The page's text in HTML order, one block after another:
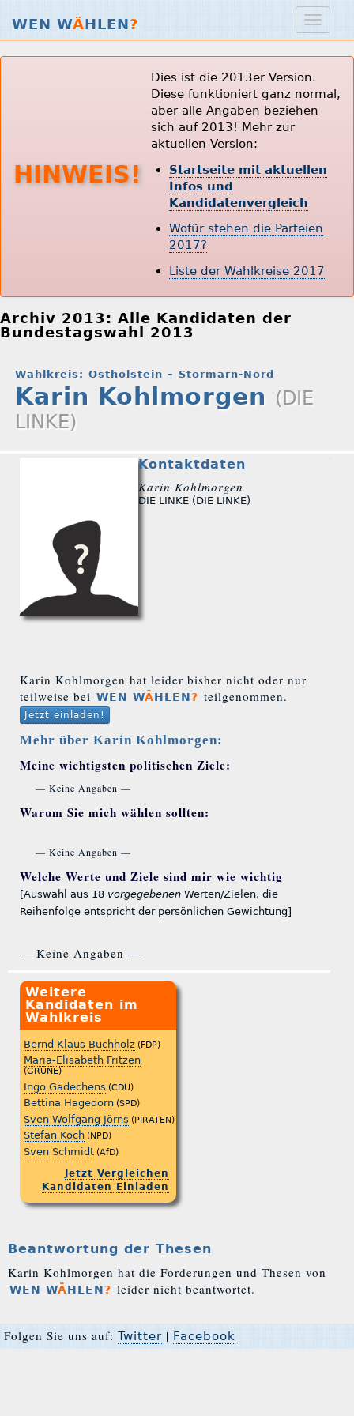
WEN WÄHLEN?
HINWEIS!
Dies ist die 2013er Version.
Diese funktioniert ganz normal,
aber alle Angaben beziehen
sich auf 2013! Mehr zur
aktuellen Version:
Startseite mit aktuellen
Infos und
Kandidatenvergleich
Wofür stehen die Parteien
2017?
Liste der Wahlkreise 2017
Archiv 2013: Alle Kandidaten der
Bundestagswahl 2013
Wahlkreis: Ostholstein – Stormarn-Nord
Karin Kohlmorgen (DIE
LINKE)
Karin Kohlmorgen hat leider bisher nicht oder nur
teilweise bei WEN WÄHLEN? teilgenommen.
Jetzt einladen!
Mehr über Karin Kohlmorgen:
Meine wichtigsten politischen Ziele:
— Keine Angaben —
Warum Sie mich wählen sollten:
— Keine Angaben —
Welche Werte und Ziele sind mir wie wichtig
[Auswahl aus 18 vorgegebenen Werten/Zielen, die
Reihenfolge entspricht der persönlichen Gewichtung]
— Keine Angaben —
Kontaktdaten
Karin Kohlmorgen
DIE LINKE (DIE LINKE)
Weitere
Kandidaten im
Wahlkreis
Bernd Klaus Buchholz (FDP)
Maria-Elisabeth Fritzen
(GRÜNE)
Ingo Gädechens (CDU)
Bettina Hagedorn (SPD)
Sven Wolfgang Jörns (PIRATEN)
Stefan Koch (NPD)
Sven Schmidt (AfD)
Jetzt Vergleichen
Kandidaten Einladen
Beantwortung der Thesen
Karin Kohlmorgen hat die Forderungen und Thesen von
WEN WÄHLEN? leider nicht beantwortet.
Folgen Sie uns auf: Twitter | Facebook